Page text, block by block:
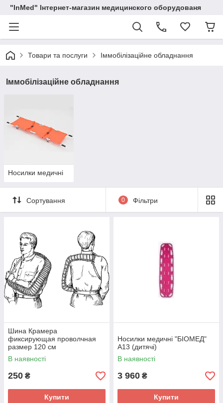
"InMed" Інтернет-магазин медицинского оборудованя
Товари та послуги Іммобілізаційне обладнання
Іммобілізаційне обладнання
Носилки медичні
Сортування 0 Фільтри
Шина Крамера
фиксирующая проволчная
размер 120 см
В наявності
250 ₴
Купити
Носилки медичні "БІОМЕД"
А13 (дитячі)
В наявності
3 960 ₴
Купити